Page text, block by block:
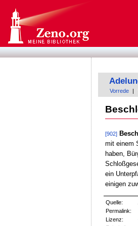
Vorrede
[902]
mit einem
haben,
ein
einigen
Quelle:
Permalink:
Lizenz: